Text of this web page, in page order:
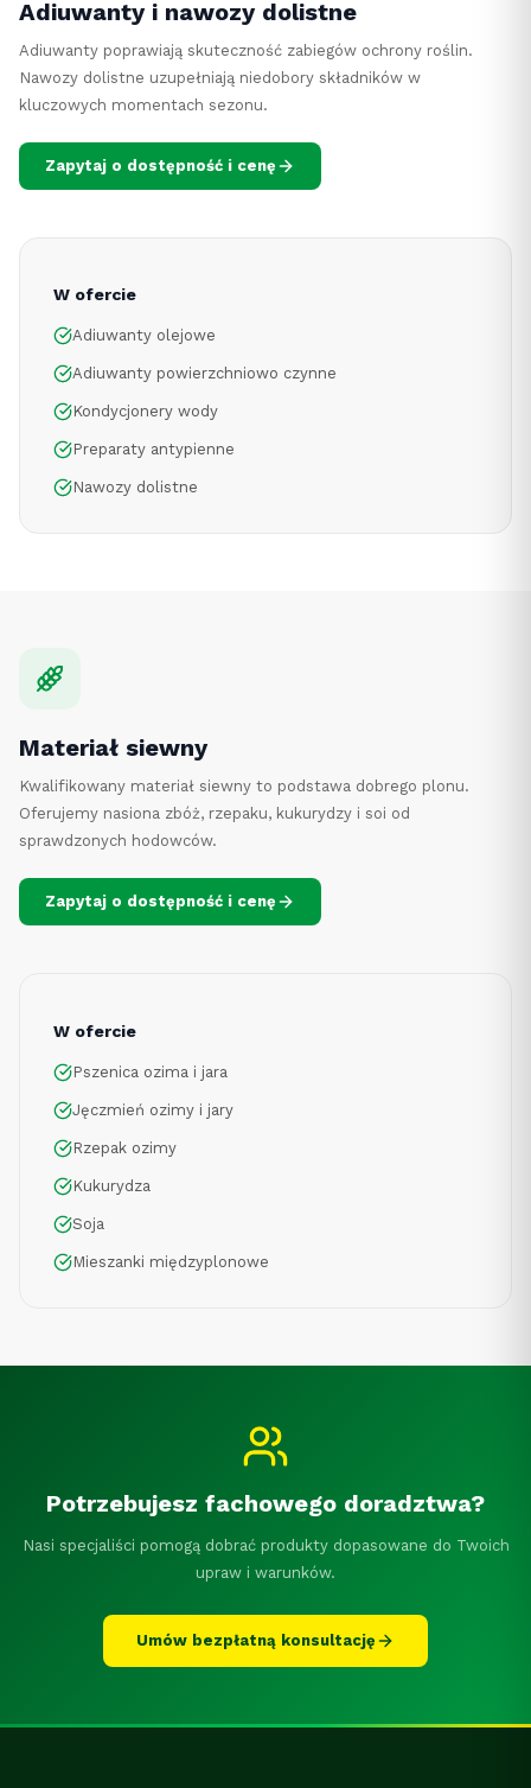
Adiuwanty i nawozy dolistne
Adiuwanty poprawiają skuteczność zabiegów ochrony roślin.
Nawozy dolistne uzupełniają niedobory składników w
kluczowych momentach sezonu.
Zapytaj o dostępność i cenę
W ofercie
Adiuwanty olejowe
Adiuwanty powierzchniowo czynne
Kondycjonery wody
Preparaty antypienne
Nawozy dolistne
Materiał siewny
Kwalifikowany materiał siewny to podstawa dobrego plonu.
Oferujemy nasiona zbóż, rzepaku, kukurydzy i soi od
sprawdzonych hodowców.
Zapytaj o dostępność i cenę
W ofercie
Pszenica ozima i jara
Jęczmień ozimy i jary
Rzepak ozimy
Kukurydza
Soja
Mieszanki międzyplonowe
Potrzebujesz fachowego doradztwa?
Nasi specjaliści pomogą dobrać produkty dopasowane do Twoich
upraw i warunków.
Umów bezpłatną konsultację